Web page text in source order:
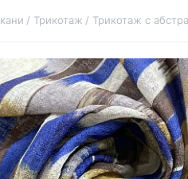
Трикотаж Трикотаж с